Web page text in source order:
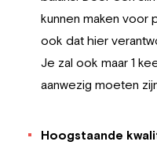
kunnen maken voor
ook dat hier
Je zal ook maar 1
aanwezig moeten
Hoogstaande